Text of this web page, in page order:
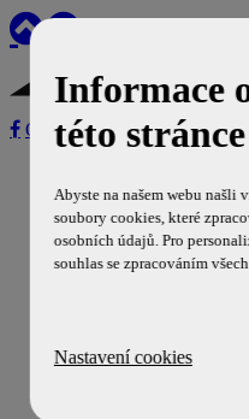
ON-LINE REZERVACE
|
Aréna
|
Aktuality
|
Informace
této stránce
Abyste na našem webu našli
soubory cookies, které
osobních údajů. Pro
souhlas se zpracováním
Nastavení cookies